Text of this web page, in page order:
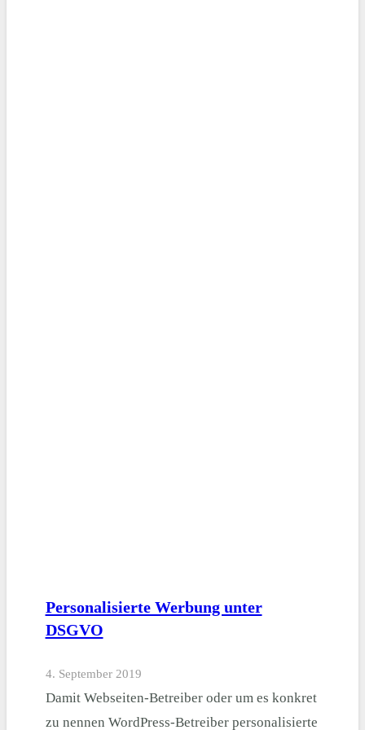
Personalisierte Werbung unter
DSGVO
4. September 2019
Damit Webseiten-Betreiber oder um es konkret
zu nennen WordPress-Betreiber personalisierte